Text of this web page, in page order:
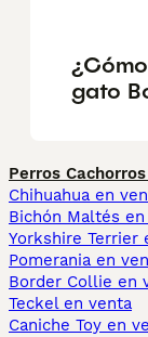
gato
Perros
Chihuahua en
Bichón Maltés
Yorkshire Terrier
Pomerania en
Border Collie en
Teckel en venta
Caniche Toy en